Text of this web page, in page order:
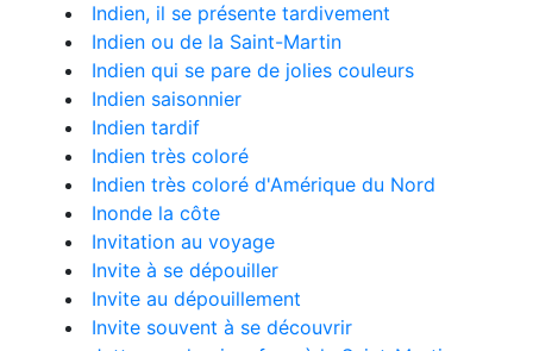
Indien, il se présente tardivement
Indien ou de la Saint-Martin
Indien qui se pare de jolies couleurs
Indien saisonnier
Indien tardif
Indien très coloré
Indien très coloré d'Amérique du Nord
Inonde la côte
Invitation au voyage
Invite à se dépouiller
Invite au dépouillement
Invite souvent à se découvrir